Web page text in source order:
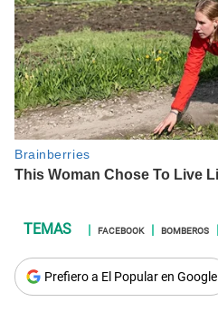
FACEBOOK BOMBEROS
Prefiero a El Popular en Google